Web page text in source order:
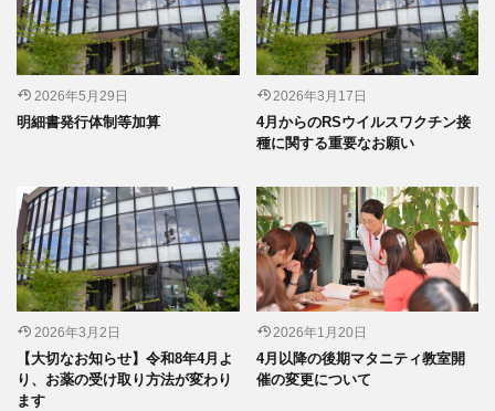
2026年5月29日
明細書発行体制等加算
2026年3月17日
4月からのRSウイルスワクチン接
種に関する重要なお願い
2026年3月2日
【大切なお知らせ】令和8年4月よ
り、お薬の受け取り方法が変わり
ます
2026年1月20日
4月以降の後期マタニティ教室開
催の変更について